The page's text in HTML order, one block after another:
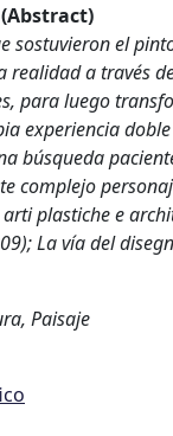
el
realidad a través
para luego
experiencia
búsqueda
complejo
plastiche e
La vía del
Paisaje